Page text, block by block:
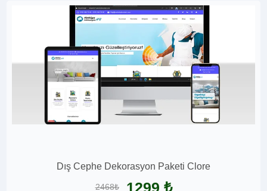
Dış Cephe Dekorasyon Paketi Clore
2468₺ 1299 ₺